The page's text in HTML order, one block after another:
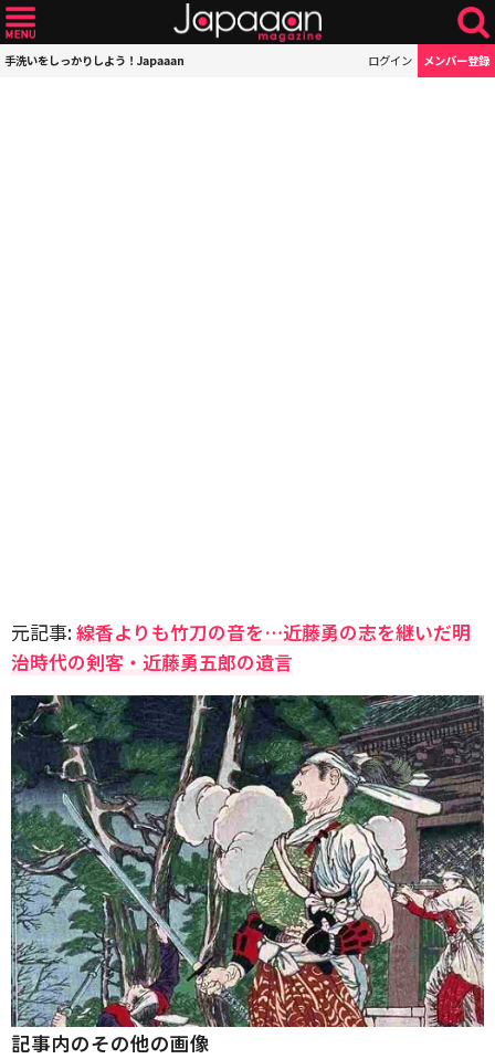
手洗いをしっかりしよう！Japaaan ログイン メンバー登録
元記事:線香よりも竹刀の音を…近藤勇の志を継いだ明
治時代の剣客・近藤勇五郎の遺言
記事内のその他の画像